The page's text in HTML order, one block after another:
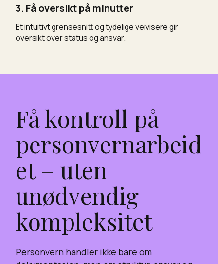
3. Få oversikt på minutter
Et intuitivt grensesnitt og tydelige veivisere gir
oversikt over status og ansvar.
Få kontroll på
personvernarbeid
et – uten
unødvendig
kompleksitet
Personvern handler ikke bare om